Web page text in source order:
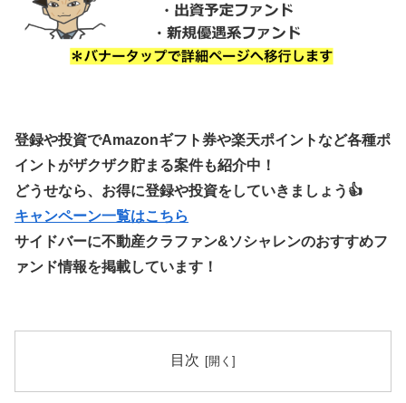
登録や投資でAmazonギフト券や楽天ポイントなど各種ポ
イントがザクザク貯まる案件も紹介中！
どうせなら、お得に登録や投資をしていきましょう👍
キャンペーン一覧はこちら
サイドバーに不動産クラファン&ソシャレンのおすすめフ
ァンド情報を掲載しています！
目次